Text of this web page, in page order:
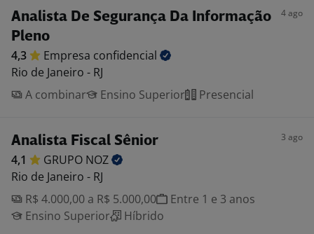
Analista De Segurança Da Informação
Pleno
4 ago
4,3 Empresa confidencial
Rio de Janeiro - RJ
A combinar
Ensino Superior Presencial
Analista Fiscal Sênior 3 ago
4,1 GRUPO NOZ
Rio de Janeiro - RJ
R$ 4.000,00 a R$ 5.000,00
Entre 1 e 3 anos
Ensino Superior
Híbrido